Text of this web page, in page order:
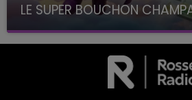
LE SUPER BOUCHON
avec La Famille Champagne